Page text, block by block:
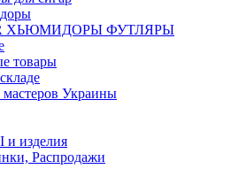
ХЬЮМИДОРЫ ФУТЛЯРЫ
товары
мастеров Украины
и изделия
Распродажи